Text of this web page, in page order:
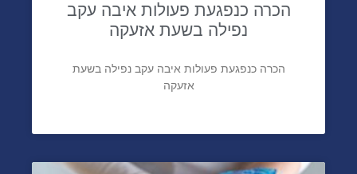
הכרה כנפגעת פעולות איבה עקב
נפילה בשעת אזעקה
הכרה כנפגעת פעולות איבה עקב נפילה בשעת
אזעקה